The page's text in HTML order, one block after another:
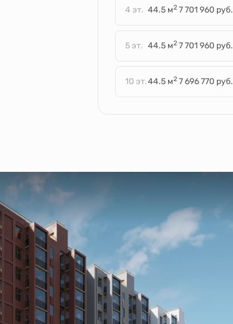
4 эт. 44.5 м2 7 701 960 руб.
5 эт. 44.5 м2 7 701 960 руб.
10 эт.44.5 м2 7 696 770 руб.